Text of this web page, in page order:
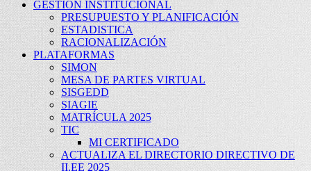
GESTIÓN INSTITUCIONAL
PRESUPUESTO Y PLANIFICACIÓN
ESTADISTICA
RACIONALIZACIÓN
PLATAFORMAS
SIMON
MESA DE PARTES VIRTUAL
SISGEDD
SIAGIE
MATRÍCULA 2025
TIC
MI CERTIFICADO
ACTUALIZA EL DIRECTORIO DIRECTIVO DE
II.EE 2025